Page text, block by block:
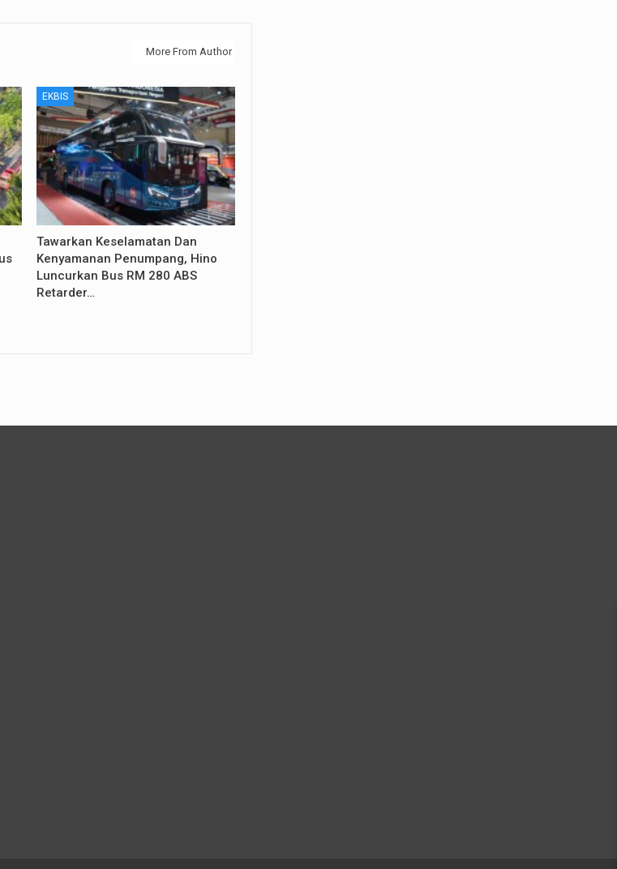
More From Author
EKBIS
Tawarkan Keselamatan Dan
Kenyamanan Penumpang, Hino
Luncurkan Bus RM 280 ABS
Retarder…